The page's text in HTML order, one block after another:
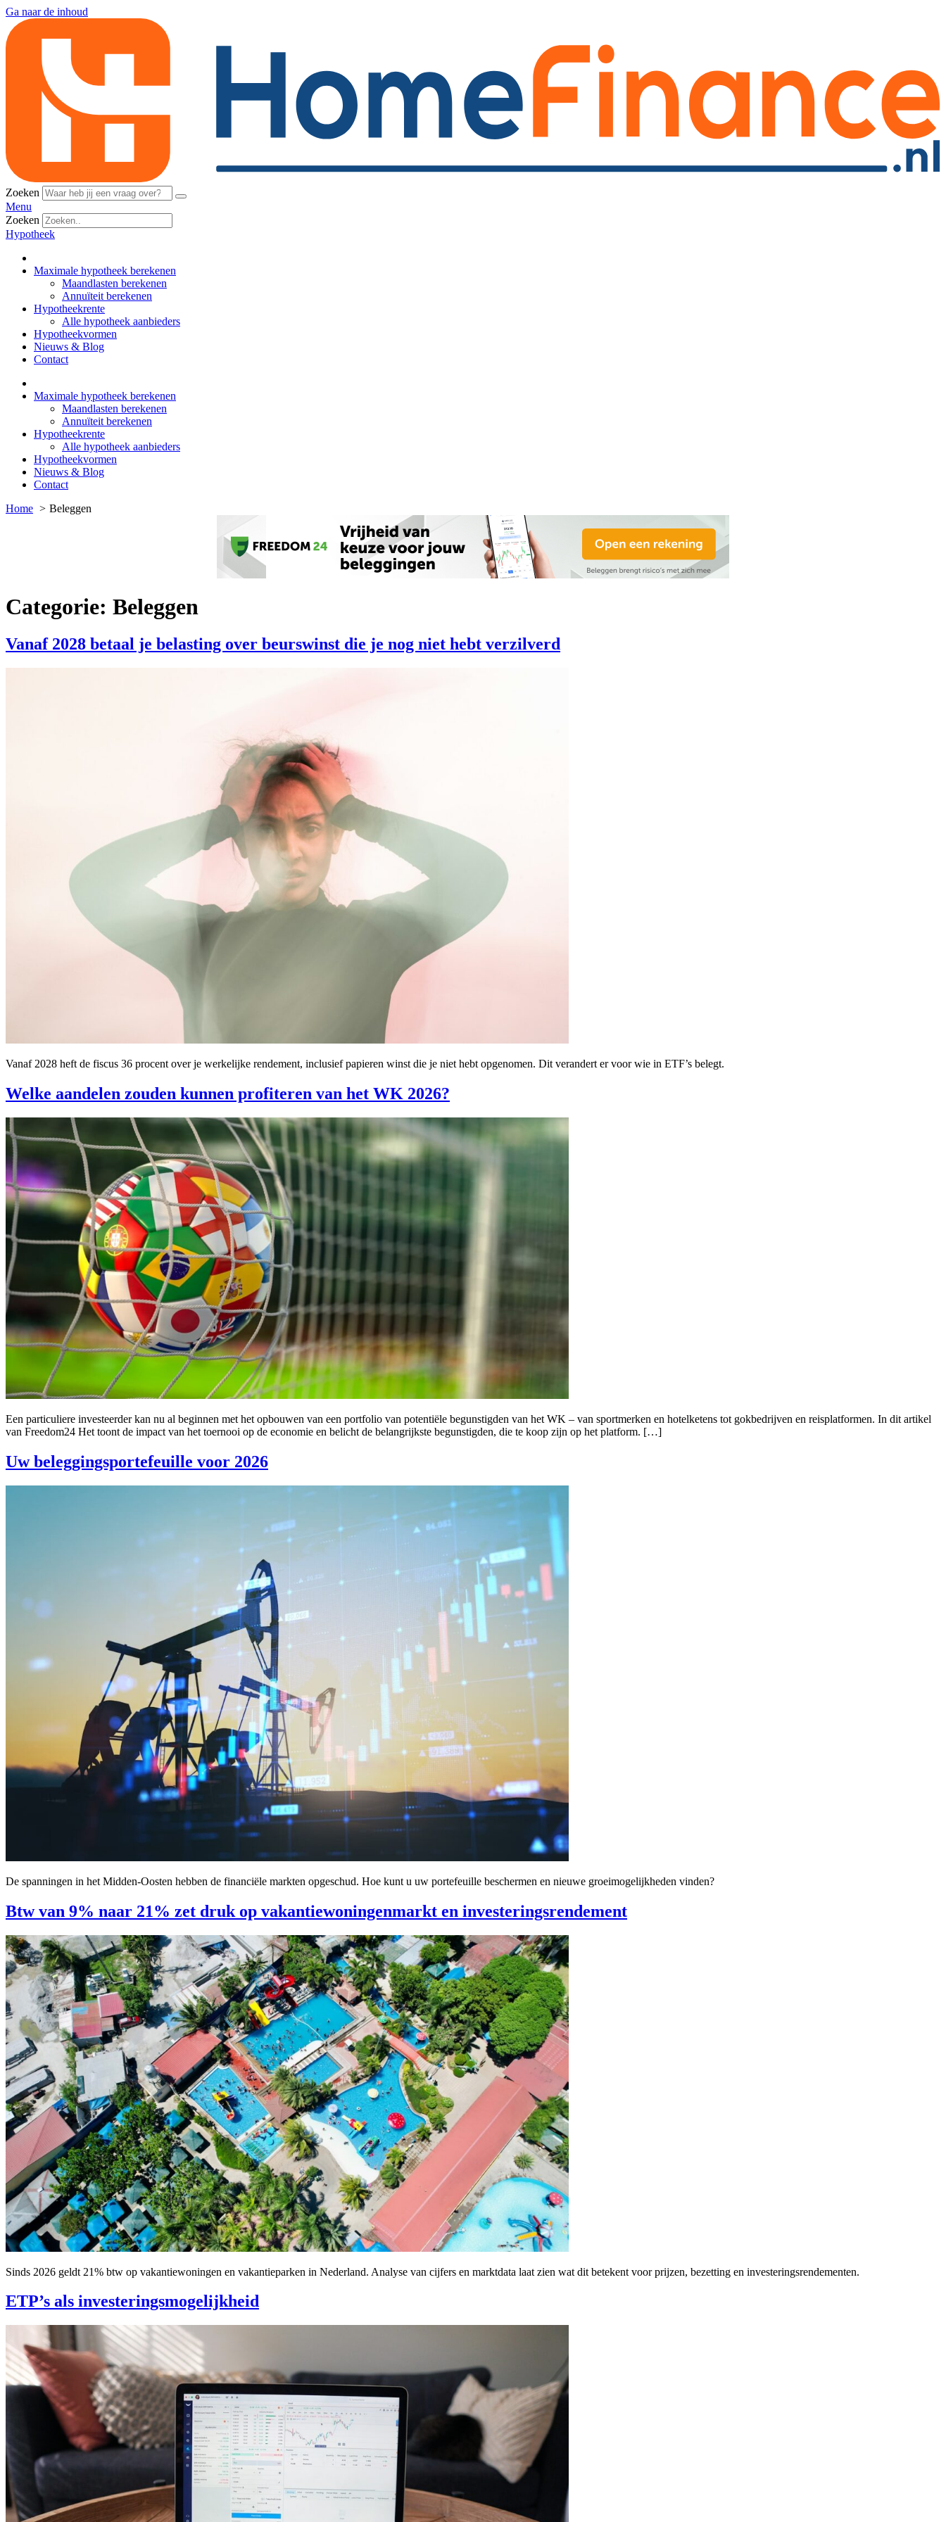
Ga naar de inhoud
Zoeken
Menu
Zoeken
Hypotheek
Maximale hypotheek berekenen
Maandlasten berekenen
Annuïteit berekenen
Hypotheekrente
Alle hypotheek aanbieders
Hypotheekvormen
Nieuws & Blog
Contact
Maximale hypotheek berekenen
Maandlasten berekenen
Annuïteit berekenen
Hypotheekrente
Alle hypotheek aanbieders
Hypotheekvormen
Nieuws & Blog
Contact
Home
Beleggen
Categorie: Beleggen
Vanaf 2028 betaal je belasting over beurswinst die je nog niet hebt verzilverd
Vanaf 2028 heft de fiscus 36 procent over je werkelijke rendement, inclusief papieren winst die je niet hebt opgenomen. Dit verandert er voor wie in ETF’s belegt.
Welke aandelen zouden kunnen profiteren van het WK 2026?
Een particuliere investeerder kan nu al beginnen met het opbouwen van een portfolio van potentiële begunstigden van het WK – van sportmerken en hotelketens tot gokbedrijven en reisplatformen. In dit artikel
van Freedom24 Het toont de impact van het toernooi op de economie en belicht de belangrijkste begunstigden, die te koop zijn op het platform. […]
Uw beleggingsportefeuille voor 2026
De spanningen in het Midden-Oosten hebben de financiële markten opgeschud. Hoe kunt u uw portefeuille beschermen en nieuwe groeimogelijkheden vinden?
Btw van 9% naar 21% zet druk op vakantiewoningenmarkt en investeringsrendement
Sinds 2026 geldt 21% btw op vakantiewoningen en vakantieparken in Nederland. Analyse van cijfers en marktdata laat zien wat dit betekent voor prijzen, bezetting en investeringsrendementen.
ETP’s als investeringsmogelijkheid